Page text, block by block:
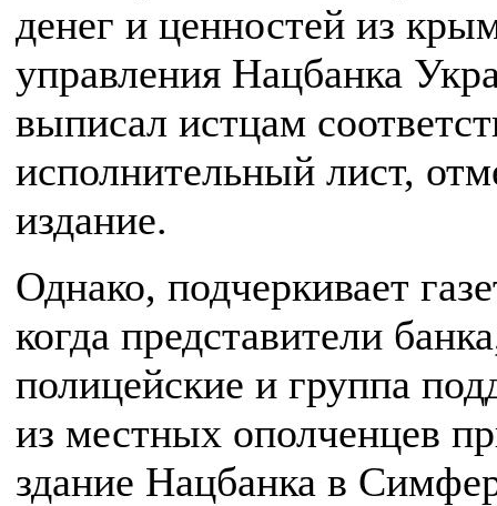
денег и ценностей из
управления Нацбанка
выписал истцам
исполнительный лист,
издание.
Однако, подчеркивает
когда представители
полицейские и группа
из местных ополченцев
здание Нацбанка в